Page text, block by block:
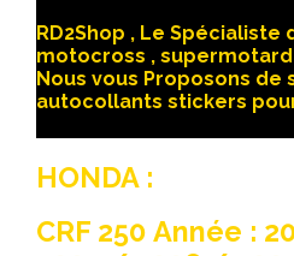
RD2Shop , Le Spécialiste
motocross , supermotard
Nous vous Proposons de
autocollants stickers
HONDA :
CRF 250 Année :